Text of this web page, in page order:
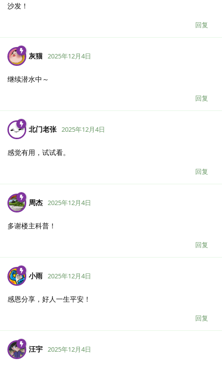
沙发！
回复
灰猫 2025年12月4日
继续潜水中～
回复
北门老张 2025年12月4日
感觉有用，试试看。
回复
周杰 2025年12月4日
多谢楼主科普！
回复
小雨 2025年12月4日
感恩分享，好人一生平安！
回复
汪宇 2025年12月4日